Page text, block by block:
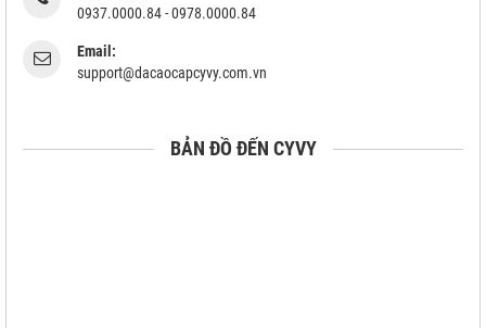
0937.0000.84 - 0978.0000.84
Email:
support@dacaocapcyvy.com.vn
BẢN ĐỒ ĐẾN CYVY